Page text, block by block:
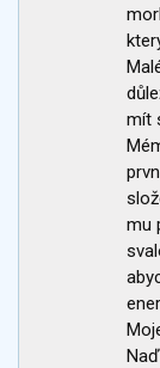
mít
mu